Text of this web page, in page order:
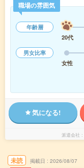
職場の雰囲気
年齢層
20代
男女比率
女性
気になる!
派遣会社
未読 掲載日 2026/08/07